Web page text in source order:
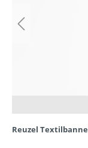
Reuzel